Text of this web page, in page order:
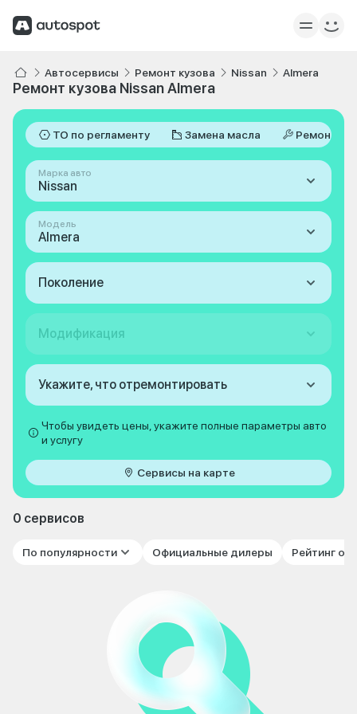
Автосервисы Ремонт кузова Nissan Almera
Ремонт кузова Nissan Almera
ТО по регламенту Замена масла Ремонт
Марка авто
Nissan
Модель
Almera
Поколение
Модификация
Укажите, что отремонтировать
Чтобы увидеть цены, укажите полные параметры авто
и услугу
Сервисы на карте
0 сервисов
По популярности Официальные дилеры Рейтинг